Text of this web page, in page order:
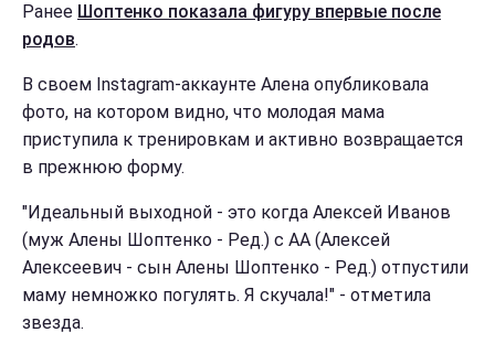
Ранее Шоптенко показала фигуру впервые после
родов.
В своем Instagram-аккаунте Алена опубликовала
фото, на котором видно, что молодая мама
приступила к тренировкам и активно возвращается
в прежнюю форму.
"Идеальный выходной - это когда Алексей Иванов
(муж Алены Шоптенко - Ред.) с АА (Алексей
Алексеевич - сын Алены Шоптенко - Ред.) отпустили
маму немножко погулять. Я скучала!" - отметила
звезда.